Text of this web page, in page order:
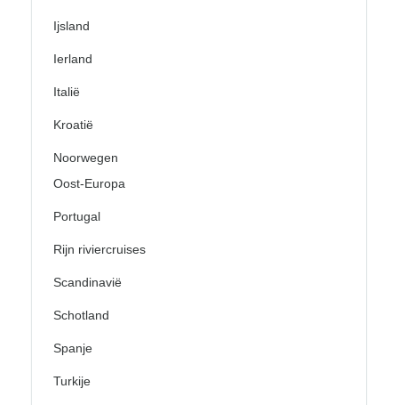
Ijsland
Ierland
Italië
Kroatië
Noorwegen
Oost-Europa
Portugal
Rijn riviercruises
Scandinavië
Schotland
Spanje
Turkije